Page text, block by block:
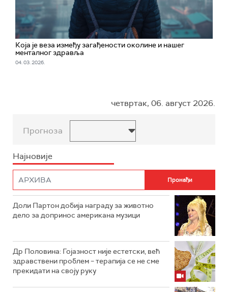
Која је веза између загађености околине и нашег
менталног здравља
04. 03. 2026.
четвртак, 06. август 2026.
Прогноза
Најновије
Доли Партон добија награду за животно
дело за допринос американа музици
Др Половина: Гојазност није естетски, већ
здравствени проблем – терапија се не сме
прекидати на своју руку